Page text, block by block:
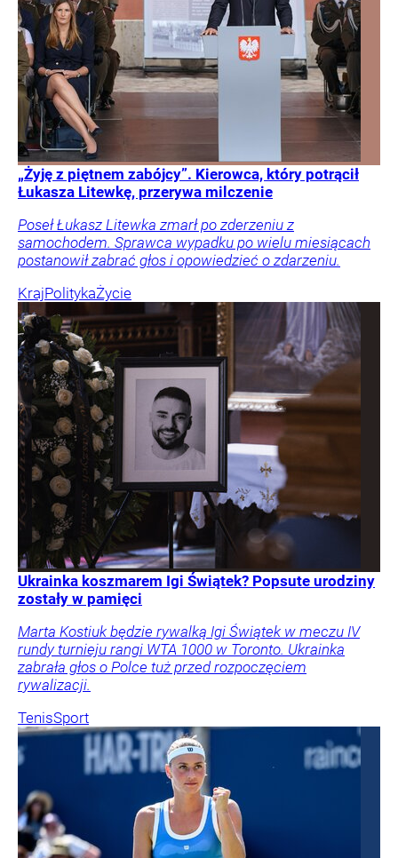
„Żyję z piętnem zabójcy”. Kierowca, który potrącił
Łukasza Litewkę, przerywa milczenie
Poseł Łukasz Litewka zmarł po zderzeniu z
samochodem. Sprawca wypadku po wielu miesiącach
postanowił zabrać głos i opowiedzieć o zdarzeniu.
KrajPolitykaŻycie
Ukrainka koszmarem Igi Świątek? Popsute urodziny
zostały w pamięci
Marta Kostiuk będzie rywalką Igi Świątek w meczu IV
rundy turnieju rangi WTA 1000 w Toronto. Ukrainka
zabrała głos o Polce tuż przed rozpoczęciem
rywalizacji.
TenisSport